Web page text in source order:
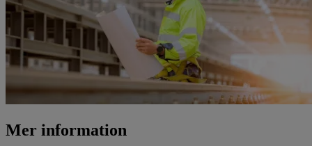
Mer information